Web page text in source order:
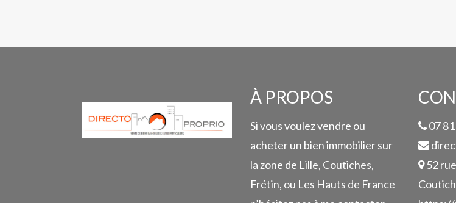
À PROPOS
Si vous voulez vendre ou
acheter un bien immobilier sur
la zone de Lille, Coutiches,
Frétin, ou Les Hauts de France
07 81
52